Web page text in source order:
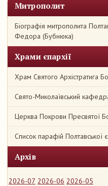
Митрополит
Біографія митрополита
Федора (Бубнюка)
Храми єпархії
Храм Святого Архістратига
Свято-Миколаївський
Церква Покрови Пресвятої
Список парафій Полтавської
Архів
2026-07 2026-06 2026-05